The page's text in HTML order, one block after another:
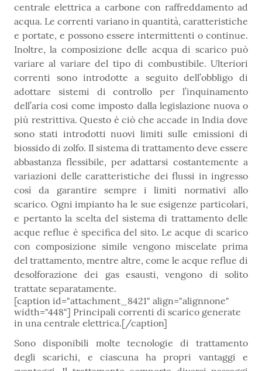
centrale elettrica a carbone con raffreddamento ad
acqua. Le correnti variano in quantità, caratteristiche
e portate, e possono essere intermittenti o continue.
Inoltre, la composizione delle acqua di scarico può
variare al variare del tipo di combustibile. Ulteriori
correnti sono introdotte a seguito dell’obbligo di
adottare sistemi di controllo per l’inquinamento
dell’aria cosi come imposto dalla legislazione nuova o
più restrittiva. Questo è ciò che accade in India dove
sono stati introdotti nuovi limiti sulle emissioni di
biossido di zolfo. Il sistema di trattamento deve essere
abbastanza flessibile, per adattarsi costantemente a
variazioni delle caratteristiche dei flussi in ingresso
così da garantire sempre i limiti normativi allo
scarico. Ogni impianto ha le sue esigenze particolari,
e pertanto la scelta del sistema di trattamento delle
acque reflue è specifica del sito. Le acque di scarico
con composizione simile vengono miscelate prima
del trattamento, mentre altre, come le acque reflue di
desolforazione dei gas esausti, vengono di solito
trattate separatamente.
[caption id="attachment_8421" align="alignnone"
width="448"] Principali correnti di scarico generate
in una centrale elettrica.[/caption]
Sono disponibili molte tecnologie di trattamento
degli scarichi, e ciascuna ha propri vantaggi e